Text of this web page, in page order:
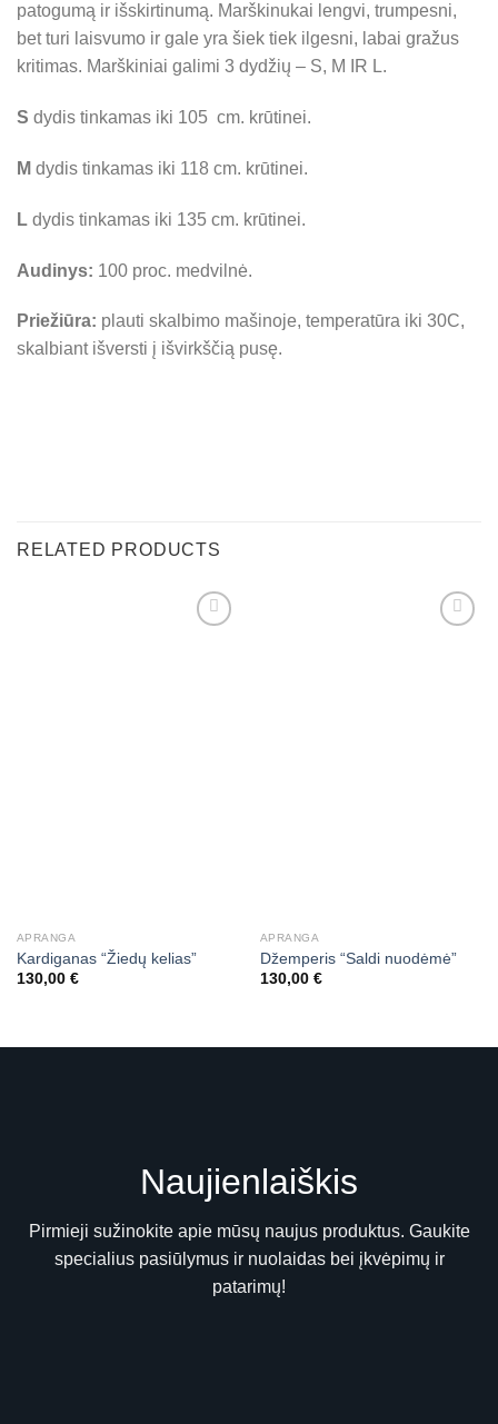
patogumą ir išskirtinumą. Marškinukai lengvi, trumpesni,
bet turi laisvumo ir gale yra šiek tiek ilgesni, labai gražus
kritimas. Marškiniai galimi 3 dydžių – S, M IR L.
S dydis tinkamas iki 105 cm. krūtinei.
M dydis tinkamas iki 118 cm. krūtinei.
L dydis tinkamas iki 135 cm. krūtinei.
Audinys: 100 proc. medvilnė.
Priežiūra: plauti skalbimo mašinoje, temperatūra iki 30C,
skalbiant išversti į išvirkščią pusę.
RELATED PRODUCTS
APRANGA
Kardiganas “Žiedų kelias”
130,00 €
APRANGA
Džemperis “Saldi nuodėmė”
130,00 €
Naujienlaiškis
Pirmieji sužinokite apie mūsų naujus produktus. Gaukite
specialius pasiūlymus ir nuolaidas bei įkvėpimų ir
patarimų!